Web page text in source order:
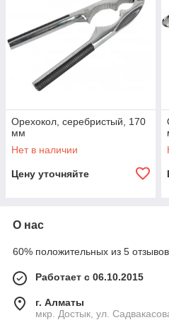
Орехокол, серебристый, 170
мм
Нет в наличии
Цену уточняйте
О нас
60% положительных из 5 отзывов
Работает с 06.10.2015
г. Алматы
мкр. Достык, ул.